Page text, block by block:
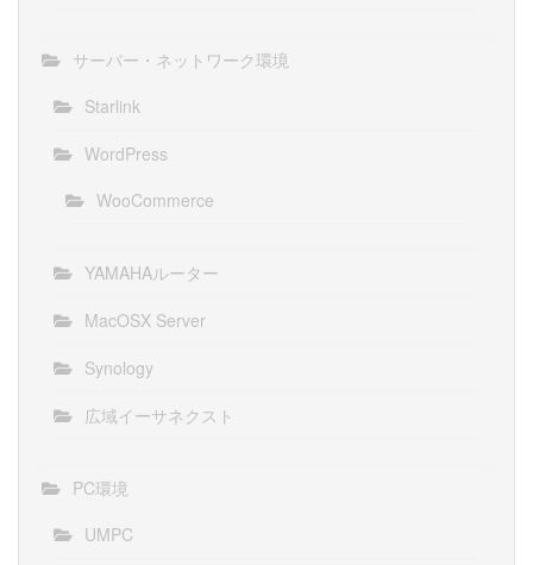
サーバー・ネットワーク環境
Starlink
WordPress
WooCommerce
YAMAHAルーター
MacOSX Server
Synology
広域イーサネクスト
PC環境
UMPC